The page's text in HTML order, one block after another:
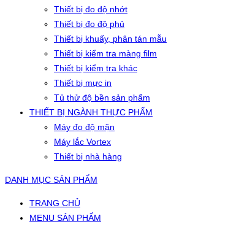
Thiết bị đo độ nhớt
Thiết bị đo độ phủ
Thiết bị khuấy, phân tán mẫu
Thiết bị kiểm tra màng film
Thiết bị kiểm tra khác
Thiết bị mực in
Tủ thử độ bền sản phẩm
THIẾT BỊ NGÀNH THỰC PHẨM
Máy đo độ mặn
Máy lắc Vortex
Thiết bị nhà hàng
DANH MỤC SẢN PHẨM
TRANG CHỦ
MENU SẢN PHẨM